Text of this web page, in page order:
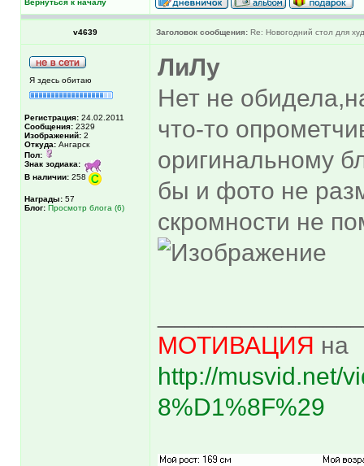
Вернуться к началу
v4639 Заголовок сообщения: Re: Новогодний стол для
Я здесь обитаю
Регистрация: 24.02.2011
Сообщения: 2329
Изображений: 2
Откуда: Ангарск
Пол:
Знак зодиака:
В наличии: 258
Награды: 57
Блог: Просмотр блога (6)
ЛиЛу
Нет не
что-то
оригинальному
бы и фото не
скромности не
МОТИВАЦИЯ на
http://musvid.net/
8%D1%8F%29